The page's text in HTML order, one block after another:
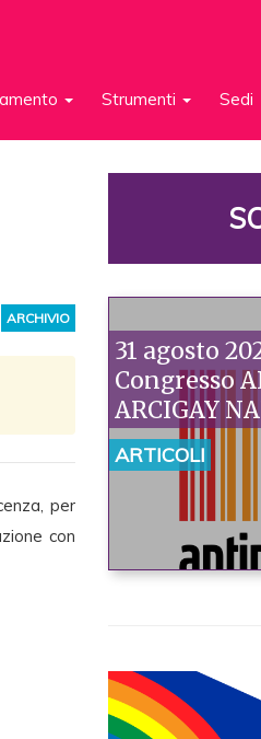
Strumenti Sedi
ARCHIVIO
per
con
31 agosto
Congresso
ARCIGAY
ARTICOLI